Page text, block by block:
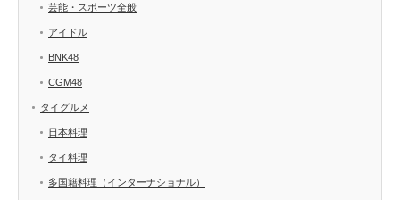
芸能・スポーツ全般
アイドル
BNK48
CGM48
タイグルメ
日本料理
タイ料理
多国籍料理（インターナショナル）